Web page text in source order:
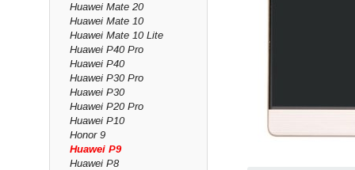
Huawei Mate 20
Huawei Mate 10
Huawei Mate 10 Lite
Huawei P40 Pro
Huawei P40
Huawei P30 Pro
Huawei P30
Huawei P20 Pro
Huawei P10
Honor 9
Huawei P9
Huawei P8